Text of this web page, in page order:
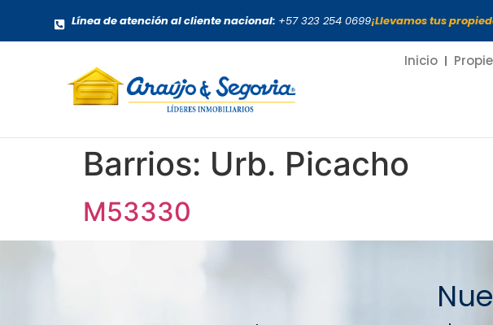
Línea de atención al cliente nacional: +57 323 254 0699¡Llevamos tus
Inicio
Barrios: Urb. Picacho
M53330